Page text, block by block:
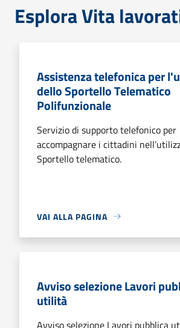
Esplora Vita
Assistenza telefonica per
dello Sportello Telematico
Polifunzionale
Servizio di supporto telefonico per
accompagnare i cittadini
Sportello telematico.
VAI ALLA PAGINA
Avviso selezione Lavori
utilità
Avviso selezione Lavori pubblica